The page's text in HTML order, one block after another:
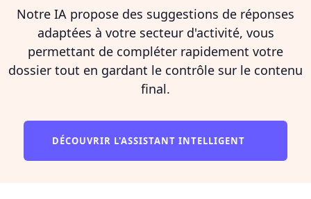
Notre IA propose des suggestions de réponses
adaptées à votre secteur d'activité, vous
permettant de compléter rapidement votre
dossier tout en gardant le contrôle sur le contenu
final.
DÉCOUVRIR L'ASSISTANT INTELLIGENT